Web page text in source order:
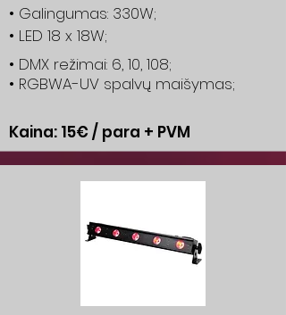
• Galingumas: 330W;
• LED 18 x 18W;
• DMX režimai: 6, 10, 108;
• RGBWA-UV spalvų maišymas;
Kaina: 15€ / para + PVM